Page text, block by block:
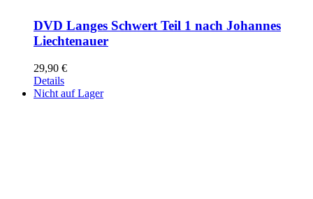
DVD Langes Schwert Teil 1 nach Johannes
Liechtenauer
29,90 €
Details
Nicht auf Lager